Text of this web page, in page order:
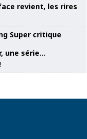
revient, les rires
une série…